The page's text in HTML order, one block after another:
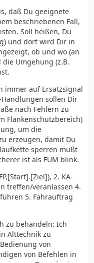
daß Du geeignete
beschriebenen Fall,
Soll heißen, Du
und dort wird Dir in
ob und wo (an
Umgehung (z.B.
immer auf Ersatzsignal
Handlungen sollen Dir
nach Fehlern zu
Flankenschutzbereich)
um die
erzeugen, damit Du
sperren mußt
ist als FÜM blink.
2. KA-
treffen/veranlassen 4.
5. Fahrauftrag
zu behandeln: Ich
Alttechnik zu
von
von Befehlen in